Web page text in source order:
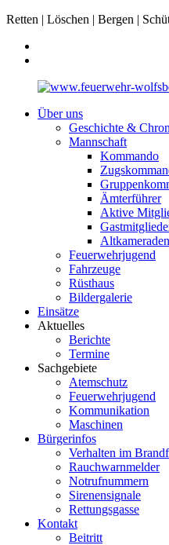
Retten | Löschen | Bergen |
Über uns
Geschichte &
Mannschaft
Kommando
Ämterführer
Aktive
Altkameraden
Feuerwehrjugend
Fahrzeuge
Rüsthaus
Bildergalerie
Einsätze
Aktuelles
Berichte
Termine
Sachgebiete
Atemschutz
Feuerwehrjugend
Kommunikation
Maschinen
Bürgerinfos
Verhalten im
Rauchwarnmelder
Notrufnummern
Sirenensignale
Rettungsgasse
Kontakt
Beitritt